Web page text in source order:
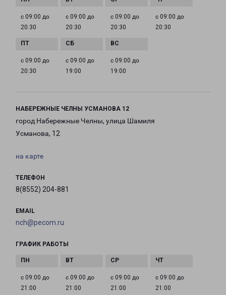
с 09:00 до
20:30
с 09:00 до
20:30
с 09:00 до
20:30
с 09:00 до
20:30
с 09:00 до
20:30
с 09:00 до
19:00
с 09:00 до
19:00
НАБЕРЕЖНЫЕ ЧЕЛНЫ УСМАНОВА 12
город Набережные Челны, улица Шамиля
Усманова, 12
на карте
ТЕЛЕФОН
8(8552) 204-881
EMAIL
nch@pecom.ru
ГРАФИК РАБОТЫ
с 09:00 до
21:00
с 09:00 до
21:00
с 09:00 до
21:00
с 09:00 до
21:00